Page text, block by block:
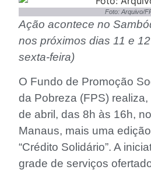
Foto: Arquivo/
Ação acontece no
nos próximos dias 11 e
sexta-feira)
O Fundo de Promoção
da Pobreza (FPS)
de abril, das 8h às 16h,
Manaus, mais uma
“Crédito Solidário”. A
grade de serviços